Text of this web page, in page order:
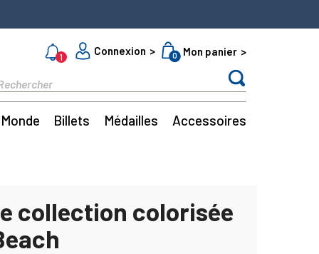
1
Connexion 0 Mon panier
Monde Billets Médailles Accessoires
collection colorisée